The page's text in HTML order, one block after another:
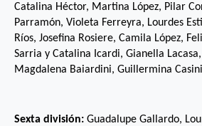
Catalina Héctor, Martina López, Pilar
Parramón, Violeta Ferreyra, Lourdes
Ríos, Josefina Rosiere, Camila López,
Sarria y Catalina Icardi, Gianella
Magdalena Baiardini, Guillermina
Sexta división: Guadalupe Gallardo,